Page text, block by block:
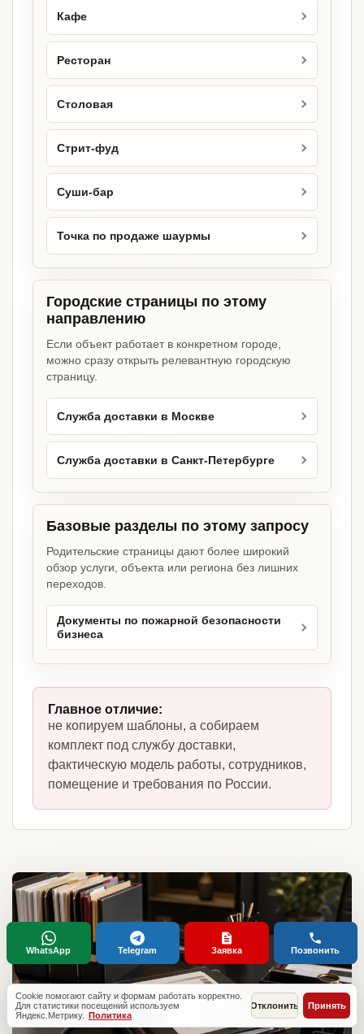
Кафе
Ресторан
Столовая
Стрит-фуд
Суши-бар
Точка по продаже шаурмы
Городские страницы по этому
направлению
Если объект работает в конкретном городе,
можно сразу открыть релевантную городскую
страницу.
Служба доставки в Москве
Служба доставки в Санкт-Петербурге
Базовые разделы по этому запросу
Родительские страницы дают более широкий
обзор услуги, объекта или региона без лишних
переходов.
Документы по пожарной безопасности
бизнеса
Главное отличие:
не копируем шаблоны, а собираем
комплект под службу доставки,
фактическую модель работы, сотрудников,
помещение и требования по России.
Cookie помогают сайту и формам работать корректно.
Для статистики посещений используем
Яндекс.Метрику. Политика
Отклонить Принять
WhatsApp Telegram Заявка Позвонить